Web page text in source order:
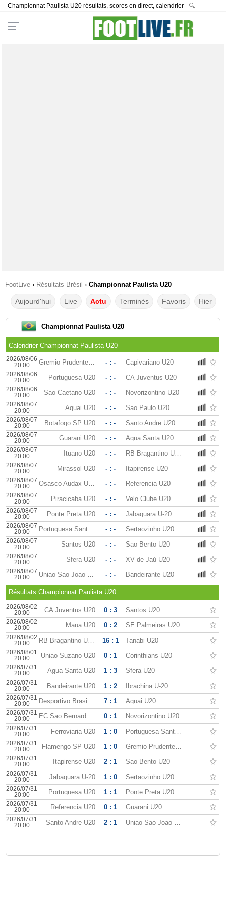
Championnat Paulista U20 résultats, scores en direct, calendrier 🔍
FootLive › Résultats Brésil › Championnat Paulista U20
Aujourd'hui Live Actu Terminés Favoris Hier
Championnat Paulista U20
Calendrier Championnat Paulista U20
2026/08/06
20:00
Gremio Prudente U20 - : - Capivariano U20
2026/08/06
20:00
Portuguesa U20 - : - CA Juventus U20
2026/08/06
20:00
Sao Caetano U20 - : - Novorizontino U20
2026/08/07
20:00
Aguai U20 - : - Sao Paulo U20
2026/08/07
20:00
Botafogo SP U20 - : - Santo Andre U20
2026/08/07
20:00
Guarani U20 - : - Agua Santa U20
2026/08/07
20:00
Ituano U20 - : - RB Bragantino U-20
2026/08/07
20:00
Mirassol U20 - : - Itapirense U20
2026/08/07
20:00
Osasco Audax U20 - : - Referencia U20
2026/08/07
20:00
Piracicaba U20 - : - Velo Clube U20
2026/08/07
20:00
Ponte Preta U20 - : - Jabaquara U-20
2026/08/07
20:00
Portuguesa Santista U-20 - : - Sertaozinho U20
2026/08/07
20:00
Santos U20 - : - Sao Bento U20
2026/08/07
20:00
Sfera U20 - : - XV de Jaú U20
2026/08/07
20:00
Uniao Sao Joao U20 - : - Bandeirante U20
Résultats Championnat Paulista U20
2026/08/02
20:00
CA Juventus U20 0 : 3 Santos U20
2026/08/02
20:00
Maua U20 0 : 2 SE Palmeiras U20
2026/08/02
20:00
RB Bragantino U-20 16 : 1 Tanabi U20
2026/08/01
20:00
Uniao Suzano U20 0 : 1 Corinthians U20
2026/07/31
20:00
Agua Santa U20 1 : 3 Sfera U20
2026/07/31
20:00
Bandeirante U20 1 : 2 Ibrachina U-20
2026/07/31
20:00
Desportivo Brasil U20 7 : 1 Aguai U20
2026/07/31
20:00
EC Sao Bernardo U20 0 : 1 Novorizontino U20
2026/07/31
20:00
Ferroviaria U20 1 : 0 Portuguesa Santista U-20
2026/07/31
20:00
Flamengo SP U20 1 : 0 Gremio Prudente U20
2026/07/31
20:00
Itapirense U20 2 : 1 Sao Bento U20
2026/07/31
20:00
Jabaquara U-20 1 : 0 Sertaozinho U20
2026/07/31
20:00
Portuguesa U20 1 : 1 Ponte Preta U20
2026/07/31
20:00
Referencia U20 0 : 1 Guarani U20
2026/07/31
20:00
Santo Andre U20 2 : 1 Uniao Sao Joao U20